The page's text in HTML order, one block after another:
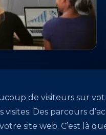
de visiteurs sur
Des parcours
site web. C’est là